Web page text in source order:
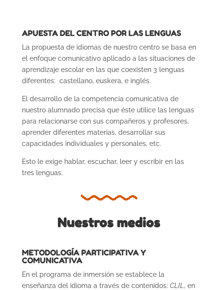
APUESTA DEL CENTRO POR LAS LENGUAS
La propuesta de idiomas de nuestro centro se basa en
el enfoque comunicativo aplicado a las situaciones de
aprendizaje escolar en las que coexisten 3 lenguas
diferentes: castellano, euskera, e inglés.
El desarrollo de la competencia comunicativa de
nuestro alumnado precisa que éste utilice las lenguas
para relacionarse con sus compañeros y profesores,
aprender diferentes materias, desarrollar sus
capacidades individuales y personales, etc.
Esto le exige hablar, escuchar, leer y escribir en las
tres lenguas.
Nuestros medios
METODOLOGÍA PARTICIPATIVA Y
COMUNICATIVA
En el programa de inmersión se establece la
enseñanza del idioma a través de contenidos: CLIL , en